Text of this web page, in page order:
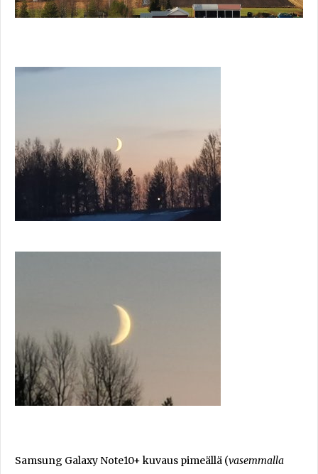
Samsung Galaxy Note10+ kuvaus pimeällä (vasemmalla